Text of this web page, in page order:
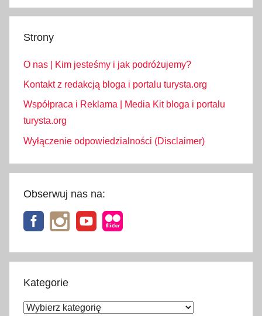
Strony
O nas | Kim jesteśmy i jak podróżujemy?
Kontakt z redakcją bloga i portalu turysta.org
Współpraca i Reklama | Media Kit bloga i portalu
turysta.org
Wyłączenie odpowiedzialności (Disclaimer)
Obserwuj nas na:
Kategorie
Kategorie